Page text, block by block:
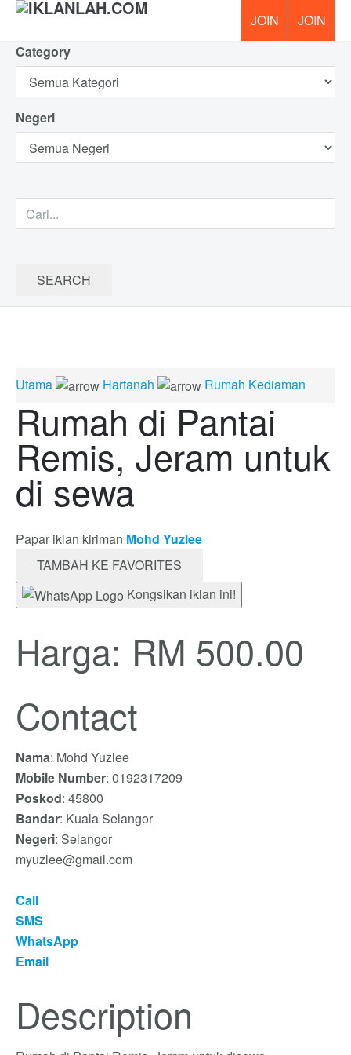
Category
Negeri
Utama Hartanah Rumah Kediaman
Rumah di Pantai
Remis, Jeram untuk
di sewa
Papar iklan kiriman Mohd Yuzlee
TAMBAH KE FAVORITES
Kongsikan iklan ini!
Harga: RM 500.00
Contact
Nama: Mohd Yuzlee
Mobile Number: 0192317209
Poskod: 45800
Bandar: Kuala Selangor
Negeri: Selangor
myuzlee@gmail.com
Call
SMS
WhatsApp
Email
Description